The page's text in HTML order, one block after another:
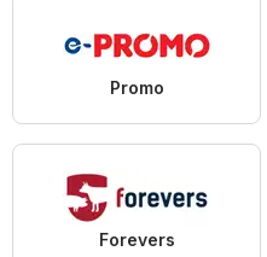
Promo
Forevers